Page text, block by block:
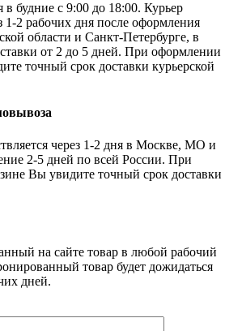
в будние с 9:00 до 18:00. Курьер
1-2 рабочих дня после оформления
области и Санкт-Петербурге, в
от 2 до 5 дней. При оформлении
точный срок доставки курьерской
через 1-2 дня в Москве, МО и
2-5 дней по всей России. При
Вы увидите точный срок доставки
на сайте товар в любой рабочий
товар будет дожидаться
дней.